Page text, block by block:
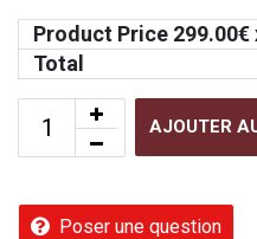
Product Price 299.00€
Total
AJOUTER
Poser une question